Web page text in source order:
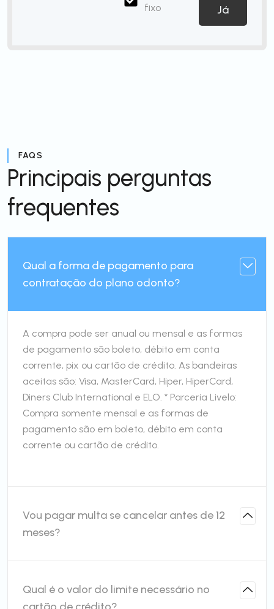
fixo
Já
FAQS
Principais perguntas
frequentes
Qual a forma de pagamento para
contratação do plano odonto?
A compra pode ser anual ou mensal e as formas
de pagamento são boleto, débito em conta
corrente, pix ou cartão de crédito. As bandeiras
aceitas são: Visa, MasterCard, Hiper, HiperCard,
Diners Club International e ELO. * Parceria Livelo:
Compra somente mensal e as formas de
pagamento são em boleto, débito em conta
corrente ou cartão de crédito.
Vou pagar multa se cancelar antes de 12
meses?
Qual é o valor do limite necessário no